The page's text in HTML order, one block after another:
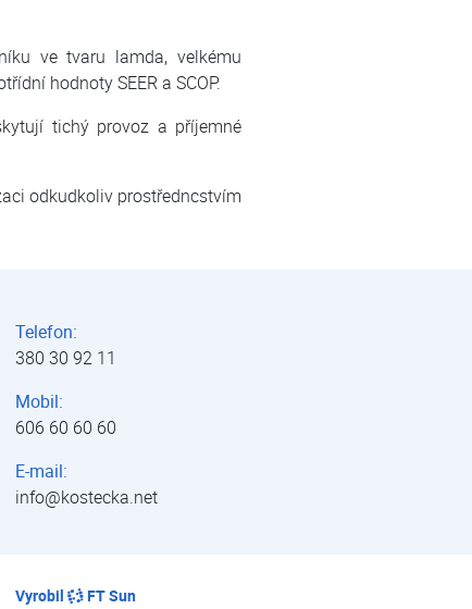
ve tvaru lamda, velkému
hodnoty SEER a SCOP.
tichý provoz a příjemné
odkudkoliv prostředncstvím
Telefon:
380 30 92 11
Mobil:
606 60 60 60
E-mail:
info@kostecka.net
Vyrobil FT Sun